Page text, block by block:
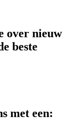
over nieuw
beste
met een: